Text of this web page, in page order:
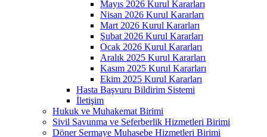
Mayıs 2026 Kurul Kararları
Nisan 2026 Kurul Kararları
Mart 2026 Kurul Kararları
Şubat 2026 Kurul Kararları
Ocak 2026 Kurul Kararları
Aralık 2025 Kurul Kararları
Kasım 2025 Kurul Kararları
Ekim 2025 Kurul Kararları
Hasta Başvuru Bildirim Sistemi
İletişim
Hukuk ve Muhakemat Birimi
Sivil Savunma ve Seferberlik Hizmetleri Birimi
Döner Sermaye Muhasebe Hizmetleri Birimi